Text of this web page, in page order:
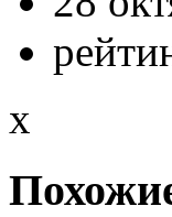
x